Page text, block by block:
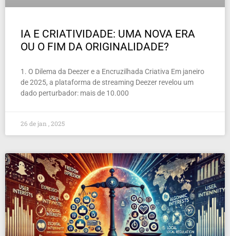
IA E CRIATIVIDADE: UMA NOVA ERA
OU O FIM DA ORIGINALIDADE?
1. O Dilema da Deezer e a Encruzilhada Criativa Em janeiro
de 2025, a plataforma de streaming Deezer revelou um
dado perturbador: mais de 10.000
26 de jan , 2025